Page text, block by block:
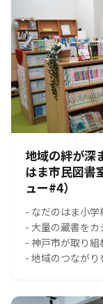
地域の絆が深
はま市民図書
ュー#4）
- なだのはま小
- 大量の蔵書をカ
- 神戸市が取り
- 地域のつなが